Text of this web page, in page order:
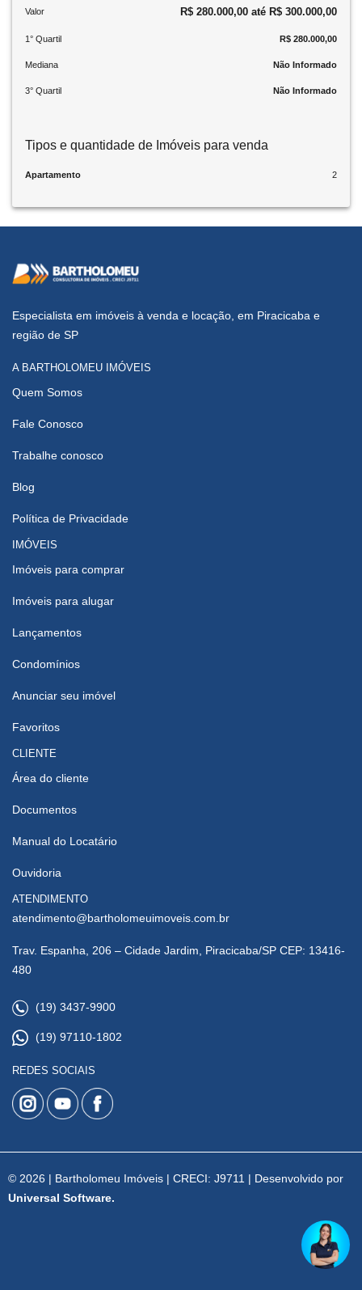
Valor R$ 280.000,00 até R$ 300.000,00
1° Quartil R$ 280.000,00
Mediana Não Informado
3° Quartil Não Informado
Tipos e quantidade de Imóveis para venda
Apartamento 2
Especialista em imóveis à venda e locação, em Piracicaba e
região de SP
A BARTHOLOMEU IMÓVEIS
Quem Somos
Fale Conosco
Trabalhe conosco
Blog
Política de Privacidade
IMÓVEIS
Imóveis para comprar
Imóveis para alugar
Lançamentos
Condomínios
Anunciar seu imóvel
Favoritos
CLIENTE
Área do cliente
Documentos
Manual do Locatário
Ouvidoria
ATENDIMENTO
atendimento@bartholomeuimoveis.com.br
Trav. Espanha, 206 – Cidade Jardim, Piracicaba/SP CEP: 13416-
480
(19) 3437-9900
(19) 97110-1802
REDES SOCIAIS
© 2026 | Bartholomeu Imóveis | CRECI: J9711 | Desenvolvido por
Universal Software.